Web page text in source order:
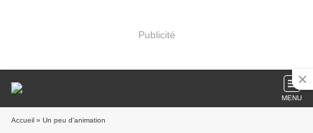
Publicité
MENU
Accueil » Un peu d'animation